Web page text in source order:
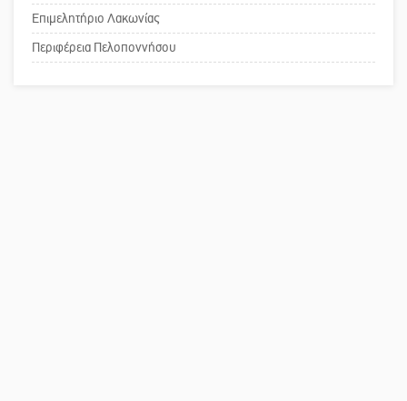
κοινωνικής αναισθησίας
Επιμελητήριο Λακωνίας
Περιφέρεια Πελοποννήσου